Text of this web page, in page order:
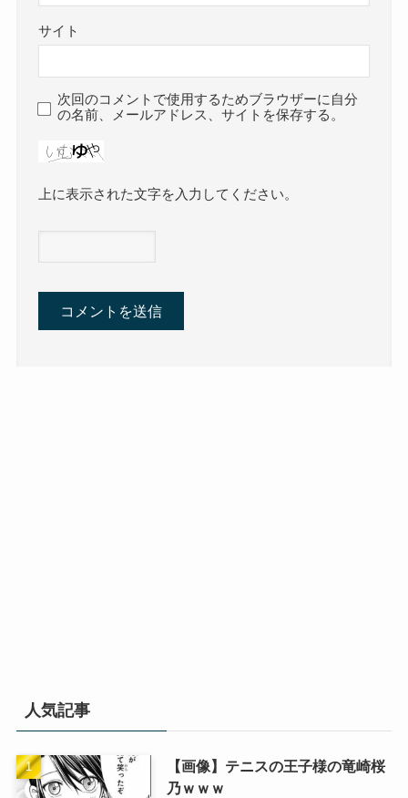
サイト
次回のコメントで使用するためブラウザーに自分
の名前、メールアドレス、サイトを保存する。
上に表示された文字を入力してください。
人気記事
【画像】テニスの王子様の竜崎桜
乃ｗｗｗ